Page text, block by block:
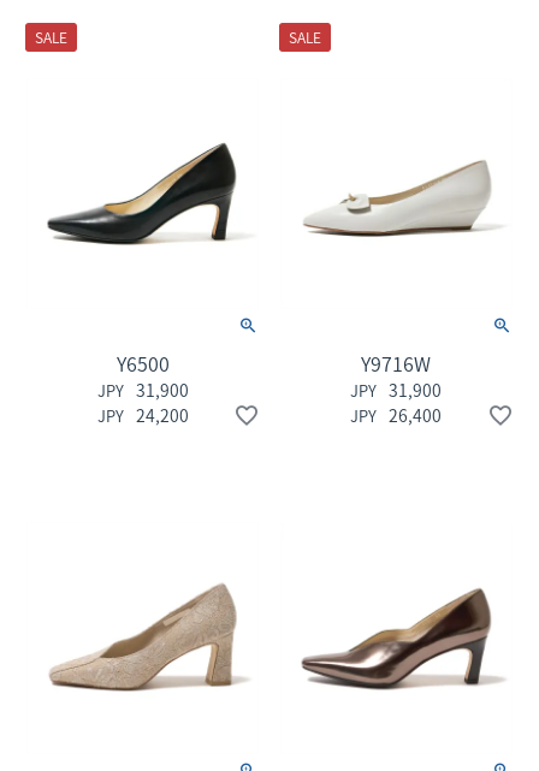
SALE
Y6500
31,900
24,200
SALE
Y9716W
31,900
26,400